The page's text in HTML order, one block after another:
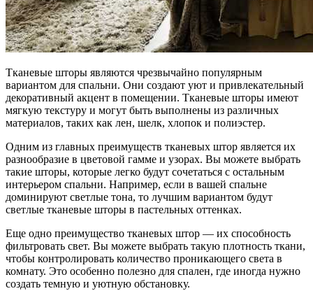
Тканевые шторы являются чрезвычайно популярным
вариантом для спальни. Они создают уют и привлекательный
декоративный акцент в помещении. Тканевые шторы имеют
мягкую текстуру и могут быть выполнены из различных
материалов, таких как лен, шелк, хлопок и полиэстер.
Одним из главных преимуществ тканевых штор является их
разнообразие в цветовой гамме и узорах. Вы можете выбрать
такие шторы, которые легко будут сочетаться с остальным
интерьером спальни. Например, если в вашей спальне
доминируют светлые тона, то лучшим вариантом будут
светлые тканевые шторы в пастельных оттенках.
Еще одно преимущество тканевых штор — их способность
фильтровать свет. Вы можете выбрать такую плотность ткани,
чтобы контролировать количество проникающего света в
комнату. Это особенно полезно для спален, где иногда нужно
создать темную и уютную обстановку.